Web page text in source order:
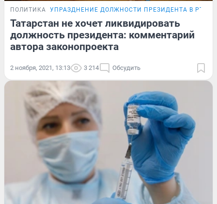
ПОЛИТИКА УПРАЗДНЕНИЕ ДОЛЖНОСТИ ПРЕЗИДЕНТА В РТ
Татарстан не хочет ликвидировать
должность президента: комментарий
автора законопроекта
2 ноября, 2021, 13:13 3 214 Обсудить